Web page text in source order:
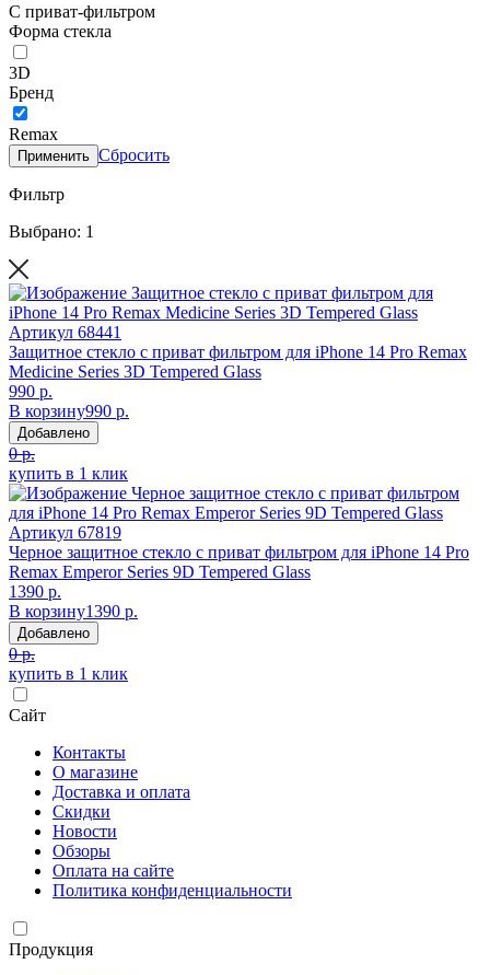
С приват-фильтром
Форма стекла
3D
Бренд
Remax
Применить Сбросить
Фильтр
Выбрано: 1
Артикул 68441
Защитное стекло с приват фильтром для iPhone 14 Pro Remax
Medicine Series 3D Tempered Glass
990 р.
В корзину990 р.
Добавлено
0 р.
купить в 1 клик
Артикул 67819
Черное защитное стекло с приват фильтром для iPhone 14 Pro
Remax Emperor Series 9D Tempered Glass
1390 р.
В корзину1390 р.
Добавлено
0 р.
купить в 1 клик
Сайт
Контакты
О магазине
Доставка и оплата
Скидки
Новости
Обзоры
Оплата на сайте
Политика конфиденциальности
Продукция